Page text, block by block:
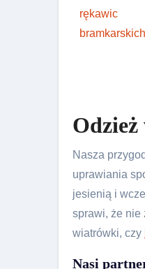
Nasza
uprawiania
jesienią i
sprawi, że nie
wiatrówki, czy
Nasi